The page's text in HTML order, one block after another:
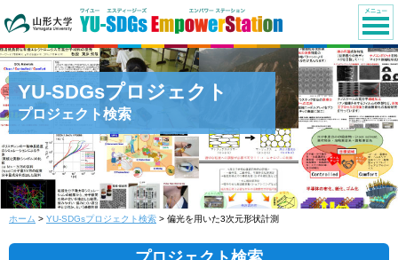
YU-SDGsプロジェクト
プロジェクト検索
ホーム > YU-SDGsプロジェクト検索 > 偏光を用いた3次元形状計測